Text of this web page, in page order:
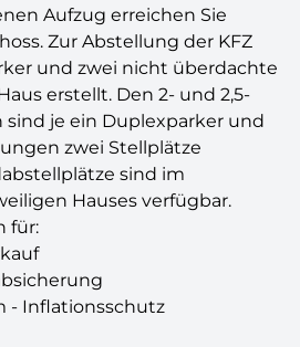
Aufzug erreichen Sie
Zur Abstellung der KFZ
und zwei nicht überdachte
erstellt. Den 2- und 2,5-
je ein Duplexparker und
zwei Stellplätze
sind im
Hauses verfügbar.
für:
- Inflationsschutz